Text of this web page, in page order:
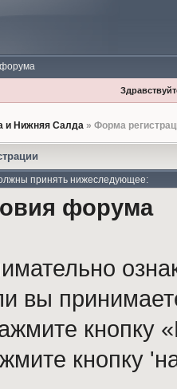
и Нижняя Салда» Форма
принять нижеследующее:
форума
вы
кнопку
кнопку